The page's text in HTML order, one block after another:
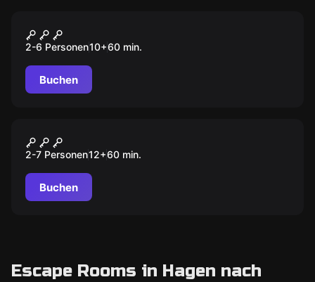
WINTERTRAUM
2-6 Personen10+60 min.
Buchen
DIE KRONE DES KÖNIGS
2-7 Personen12+60 min.
Buchen
Escape Rooms in Hagen nach